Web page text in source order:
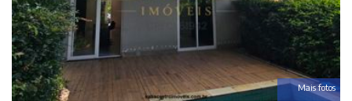
Mais fotos